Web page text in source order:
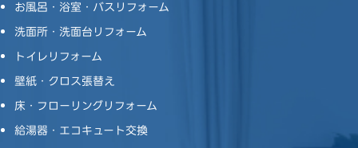
お風呂・浴室・バスリフォーム
洗面所・洗面台リフォーム
トイレリフォーム
壁紙・クロス張替え
床・フローリングリフォーム
給湯器・エコキュート交換